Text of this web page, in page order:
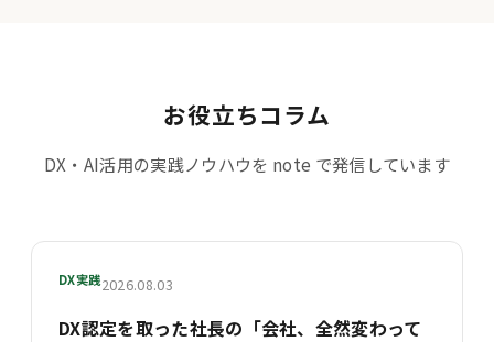
お役立ちコラム
DX・AI活用の実践ノウハウを note で発信しています
DX実践2026.08.03
DX認定を取った社長の「会社、全然変わって